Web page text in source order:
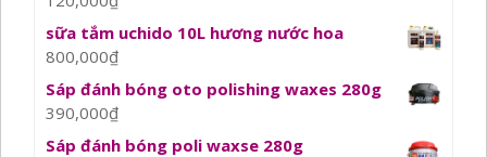
sữa tắm uchido 10L hương nước hoa
800,000₫
Sáp đánh bóng oto polishing waxes 280g
390,000₫
Sáp đánh bóng poli waxse 280g